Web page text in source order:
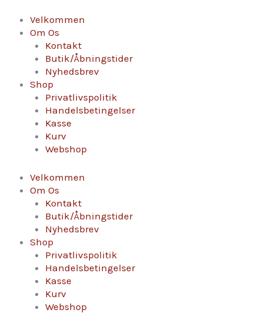
indholdet
Velkommen
Om Os
Kontakt
Butik/Åbningstider
Nyhedsbrev
Shop
Privatlivspolitik
Handelsbetingelser
Kasse
Kurv
Webshop
Velkommen
Om Os
Kontakt
Butik/Åbningstider
Nyhedsbrev
Shop
Privatlivspolitik
Handelsbetingelser
Kasse
Kurv
Webshop
Stolleis
Riesling